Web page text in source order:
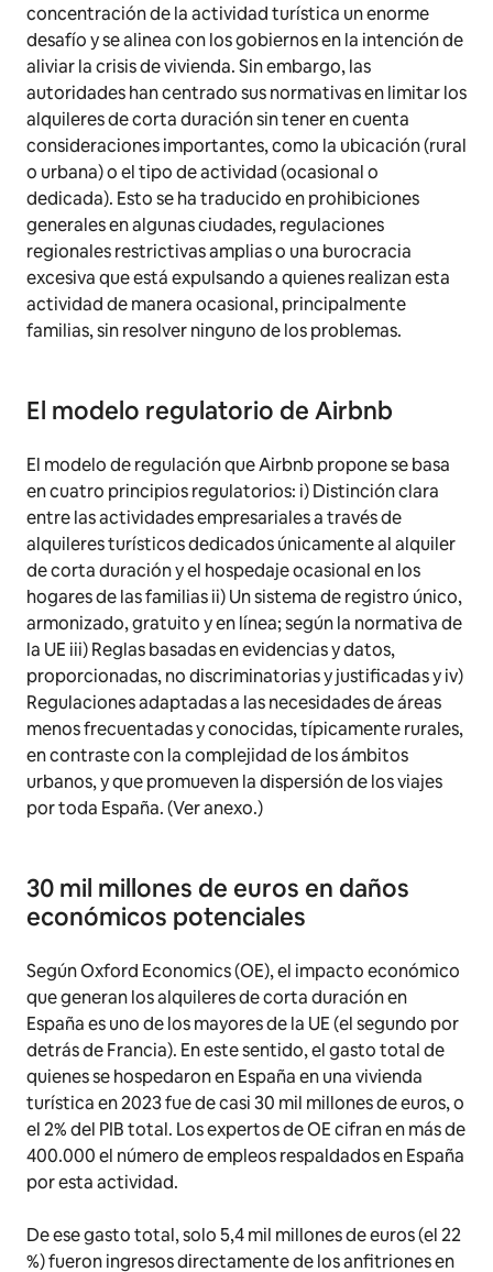
concentración de la actividad turística un enorme
desafío y se alinea con los gobiernos en la intención de
aliviar la crisis de vivienda. Sin embargo, las
autoridades han centrado sus normativas en limitar los
alquileres de corta duración sin tener en cuenta
consideraciones importantes, como la ubicación (rural
o urbana) o el tipo de actividad (ocasional o
dedicada). Esto se ha traducido en prohibiciones
generales en algunas ciudades, regulaciones
regionales restrictivas amplias o una burocracia
excesiva que está expulsando a quienes realizan esta
actividad de manera ocasional, principalmente
familias, sin resolver ninguno de los problemas.
El modelo regulatorio de Airbnb
El modelo de regulación que Airbnb propone se basa
en cuatro principios regulatorios: i) Distinción clara
entre las actividades empresariales a través de
alquileres turísticos dedicados únicamente al alquiler
de corta duración y el hospedaje ocasional en los
hogares de las familias ii) Un sistema de registro único,
armonizado, gratuito y en línea; según la normativa de
la UE iii) Reglas basadas en evidencias y datos,
proporcionadas, no discriminatorias y justificadas y iv)
Regulaciones adaptadas a las necesidades de áreas
menos frecuentadas y conocidas, típicamente rurales,
en contraste con la complejidad de los ámbitos
urbanos, y que promueven la dispersión de los viajes
por toda España. (Ver anexo.)
30 mil millones de euros en daños
económicos potenciales
Según Oxford Economics (OE), el impacto económico
que generan los alquileres de corta duración en
España es uno de los mayores de la UE (el segundo por
detrás de Francia). En este sentido, el gasto total de
quienes se hospedaron en España en una vivienda
turística en 2023 fue de casi 30 mil millones de euros, o
el 2% del PIB total. Los expertos de OE cifran en más de
400.000 el número de empleos respaldados en España
por esta actividad.
De ese gasto total, solo 5,4 mil millones de euros (el 22
%) fueron ingresos directamente de los anfitriones en